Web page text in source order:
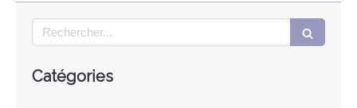
Rechercher
Catégories